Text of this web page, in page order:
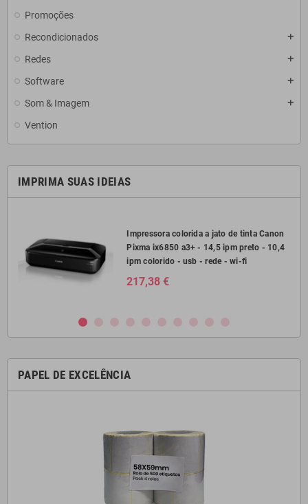
Promoções
Recondicionados
add
Redes add
Software add
Som & Imagem add
Vention
IMPRIMA SUAS IDEIAS
Impressora colorida a jato de tinta Canon
Pixma ix6850 a3+ - 14,5 ipm preto - 10,4
ipm colorido - usb - rede - wi-fi
217,38 €
PAPEL DE EXCELÊNCIA